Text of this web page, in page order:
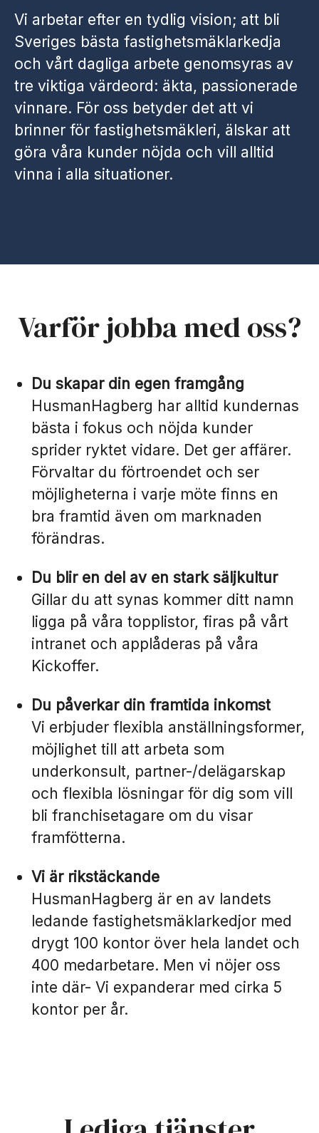
Vi arbetar efter en tydlig vision; att bli
Sveriges bästa fastighetsmäklarkedja
och vårt dagliga arbete genomsyras av
tre viktiga värdeord: äkta, passionerade
vinnare. För oss betyder det att vi
brinner för fastighetsmäkleri, älskar att
göra våra kunder nöjda och vill alltid
vinna i alla situationer.
Varför jobba med oss?
Du skapar din egen framgång
HusmanHagberg har alltid kundernas
bästa i fokus och nöjda kunder
sprider ryktet vidare. Det ger affärer.
Förvaltar du förtroendet och ser
möjligheterna i varje möte finns en
bra framtid även om marknaden
förändras.
Du blir en del av en stark säljkultur
Gillar du att synas kommer ditt namn
ligga på våra topplistor, firas på vårt
intranet och applåderas på våra
Kickoffer.
Du påverkar din framtida inkomst
Vi erbjuder flexibla anställningsformer,
möjlighet till att arbeta som
underkonsult, partner-/delägarskap
och flexibla lösningar för dig som vill
bli franchisetagare om du visar
framfötterna.
Vi är rikstäckande
HusmanHagberg är en av landets
ledande fastighetsmäklarkedjor med
drygt 100 kontor över hela landet och
400 medarbetare. Men vi nöjer oss
inte där- Vi expanderar med cirka 5
kontor per år.